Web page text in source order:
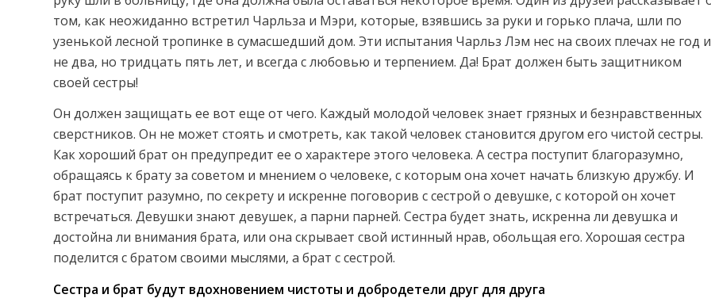
том, как неожиданно встретил Чарльза и Мэри, которые, взявшись за руки и горько плача, шли по
узенькой лесной тропинке в сумасшедший дом. Эти испытания Чарльз Лэм нес на своих плечах не год и
не два, но тридцать пять лет, и всегда с любовью и терпением. Да! Брат должен быть защитником
своей сестры!
Он должен защищать ее вот еще от чего. Каждый молодой человек знает грязных и безнравственных
сверстников. Он не может стоять и смотреть, как такой человек становится другом его чистой сестры.
Как хороший брат он предупредит ее о характере этого человека. А сестра поступит благоразумно,
обращаясь к брату за советом и мнением о человеке, с которым она хочет начать близкую дружбу. И
брат поступит разумно, по секрету и искренне поговорив с сестрой о девушке, с которой он хочет
встречаться. Девушки знают девушек, а парни парней. Сестра будет знать, искренна ли девушка и
достойна ли внимания брата, или она скрывает свой истинный нрав, обольщая его. Хорошая сестра
поделится с братом своими мыслями, а брат с сестрой.
Сестра и брат будут вдохновением чистоты и добродетели друг для друга